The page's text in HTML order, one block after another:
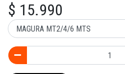
$ 15.990